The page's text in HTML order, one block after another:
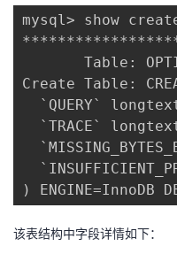
mysql> show
Table:
Create Table:
`QUERY`
`TRACE`
) ENGINE=InnoDB
该表结构中字段详情如下：